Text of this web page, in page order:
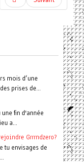
mois d’une
prises de...
fin d'année
a...
Grrrndzero?
tu envisages de